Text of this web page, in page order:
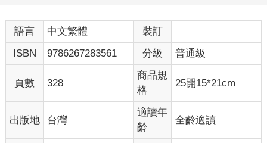
語言 中文繁體
裝訂
ISBN
9786267283561 分級 普通級
頁數 328
商品規
格
25開15*21cm
出版地 台灣
適讀年
齡
全齡適讀